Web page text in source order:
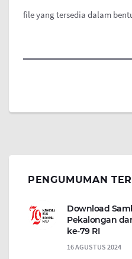
file yang tersedia dalam
PENGUMUMAN
Download
Pekalongan
ke-79 RI
16 AGUSTUS 2024